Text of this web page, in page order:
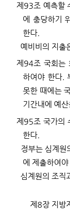
제 93조 예측할
에 충당하기
한다
예비비의 지출
제 94조 국회는
하여야 한다.
못한 때에는
기간내에 예
제 95조 국가의
한다.
정부는 심계원
에 제출하여
심계원의 조직
제 8장 지방